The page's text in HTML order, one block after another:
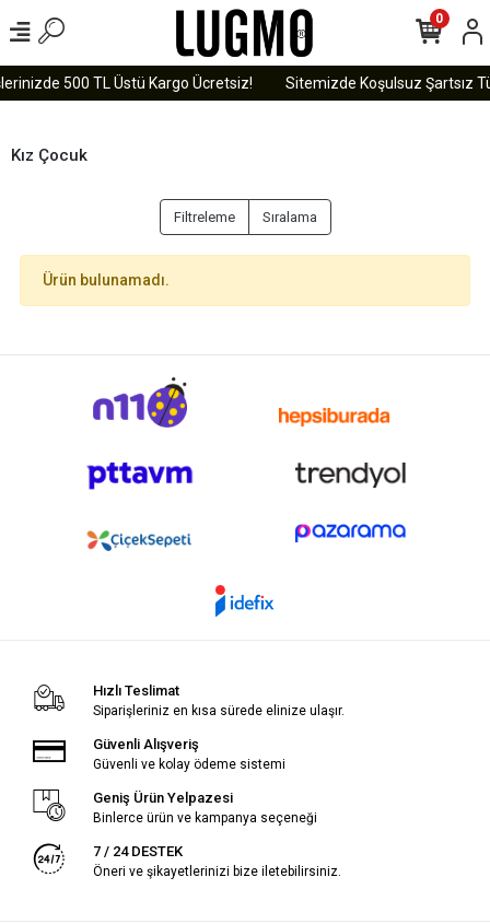
500 TL Üstü Kargo Ücretsiz! Sitemizde Koşulsuz Şartsız
0
Kız Çocuk
Filtreleme Sıralama
Ürün bulunamadı.
Hızlı Teslimat
Siparişleriniz en kısa sürede elinize ulaşır.
Güvenli Alışveriş
Güvenli ve kolay ödeme sistemi
Geniş Ürün Yelpazesi
Binlerce ürün ve kampanya seçeneği
7 / 24 DESTEK
Öneri ve şikayetlerinizi bize iletebilirsiniz.